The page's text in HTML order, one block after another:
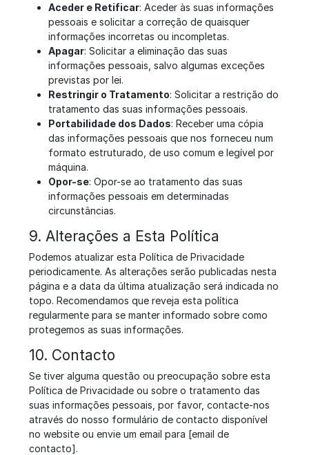
Aceder e Retificar: Aceder às suas informações
pessoais e solicitar a correção de quaisquer
informações incorretas ou incompletas.
Apagar: Solicitar a eliminação das suas
informações pessoais, salvo algumas exceções
previstas por lei.
Restringir o Tratamento: Solicitar a restrição do
tratamento das suas informações pessoais.
Portabilidade dos Dados: Receber uma cópia
das informações pessoais que nos forneceu num
formato estruturado, de uso comum e legível por
máquina.
Opor-se: Opor-se ao tratamento das suas
informações pessoais em determinadas
circunstâncias.
9. Alterações a Esta Política
Podemos atualizar esta Política de Privacidade
periodicamente. As alterações serão publicadas nesta
página e a data da última atualização será indicada no
topo. Recomendamos que reveja esta política
regularmente para se manter informado sobre como
protegemos as suas informações.
10. Contacto
Se tiver alguma questão ou preocupação sobre esta
Política de Privacidade ou sobre o tratamento das
suas informações pessoais, por favor, contacte-nos
através do nosso formulário de contacto disponível
no website ou envie um email para [email de
contacto].